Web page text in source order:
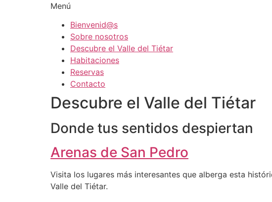
Menú
Bienvenid@s
Sobre nosotros
Descubre el Valle del Tiétar
Habitaciones
Reservas
Contacto
Descubre el Valle del Tiétar
Donde tus sentidos despiertan
Arenas de San Pedro
Visita los lugares más interesantes que alberga esta
Valle del Tiétar.